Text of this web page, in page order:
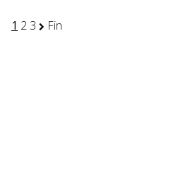
1 2 3 Fin